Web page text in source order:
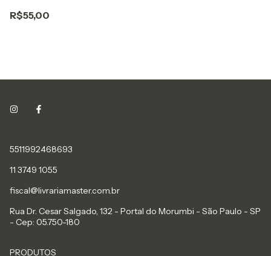
R$55,00
5511992468693
11 3749 1055
fiscal@livrariamaster.com.br
Rua Dr. Cesar Salgado, 132 - Portal do Morumbi - São Paulo - SP
- Cep: 05.750-180
PRODUTOS